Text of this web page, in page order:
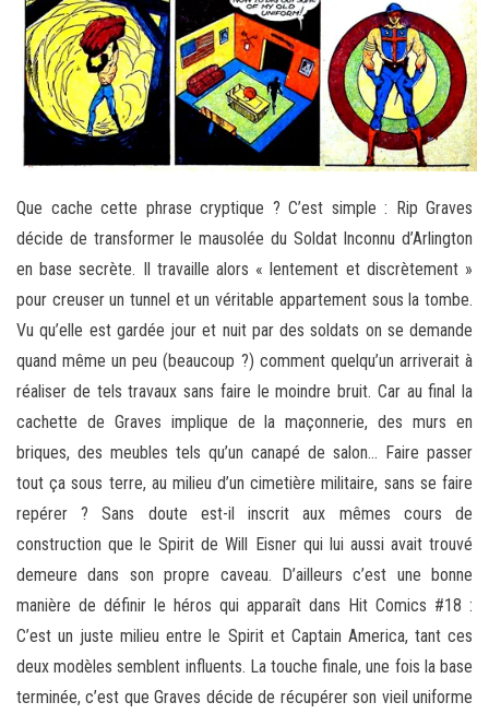
Que cache cette phrase cryptique ? C’est simple : Rip Graves
décide de transformer le mausolée du Soldat Inconnu d’Arlington
en base secrète. Il travaille alors « lentement et discrètement »
pour creuser un tunnel et un véritable appartement sous la tombe.
Vu qu’elle est gardée jour et nuit par des soldats on se demande
quand même un peu (beaucoup ?) comment quelqu’un arriverait à
réaliser de tels travaux sans faire le moindre bruit. Car au final la
cachette de Graves implique de la maçonnerie, des murs en
briques, des meubles tels qu’un canapé de salon… Faire passer
tout ça sous terre, au milieu d’un cimetière militaire, sans se faire
repérer ? Sans doute est-il inscrit aux mêmes cours de
construction que le Spirit de Will Eisner qui lui aussi avait trouvé
demeure dans son propre caveau. D’ailleurs c’est une bonne
manière de définir le héros qui apparaît dans Hit Comics #18 :
C’est un juste milieu entre le Spirit et Captain America, tant ces
deux modèles semblent influents. La touche finale, une fois la base
terminée, c’est que Graves décide de récupérer son vieil uniforme